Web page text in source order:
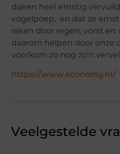
daken heel ernstig
vogelpoep, en dat ze
raken door regen, vorst en
daarom helpen door onze
voorkom zo nog zo’n
https://www.economy.nl/
Veelgestelde